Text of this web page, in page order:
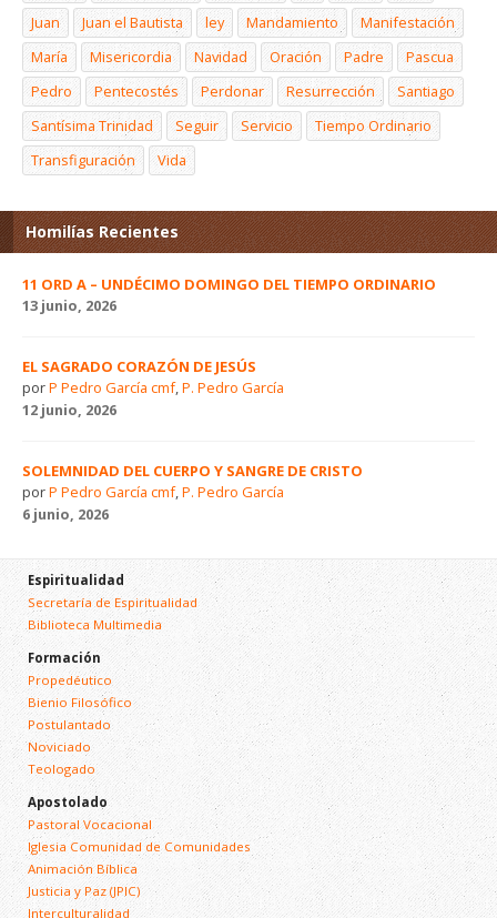
Juan
Juan el Bautista ley Mandamiento
Manifestación
María
Misericordia Navidad Oración Padre
Pascua
Pedro
Pentecostés Perdonar Resurrección
Santiago
Santísima Trinidad
Seguir Servicio
Tiempo Ordinario
Transfiguración
Vida
Homilías Recientes
11 ORD A – UNDÉCIMO DOMINGO DEL TIEMPO ORDINARIO
13 junio, 2026
EL SAGRADO CORAZÓN DE JESÚS
porP Pedro García cmf,P. Pedro García
12 junio, 2026
SOLEMNIDAD DEL CUERPO Y SANGRE DE CRISTO
porP Pedro García cmf,P. Pedro García
6 junio, 2026
Espiritualidad
Secretaría de Espiritualidad
Biblioteca Multimedia
Formación
Propedéutico
Bienio Filosófico
Postulantado
Noviciado
Teologado
Apostolado
Pastoral Vocacional
Iglesia Comunidad de Comunidades
Animación Bíblica
Justicia y Paz (JPIC)
Interculturalidad